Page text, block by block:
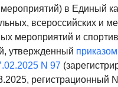
в Единый
всероссийских и
мероприятий и
утвержденный
N 97
регистрационный